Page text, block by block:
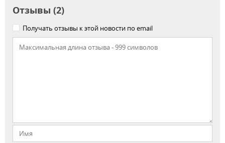
Отзывы (2)
Получать отзывы к этой новости по email